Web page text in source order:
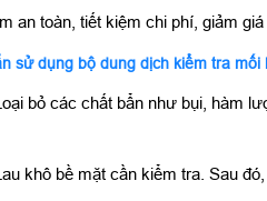
an toàn, tiết kiệm chi phí, giảm
sử dụng bộ dung dịch kiểm tra mối
bỏ các chất bẩn như bụi, hàm
khô bề mặt cần kiểm tra. Sau